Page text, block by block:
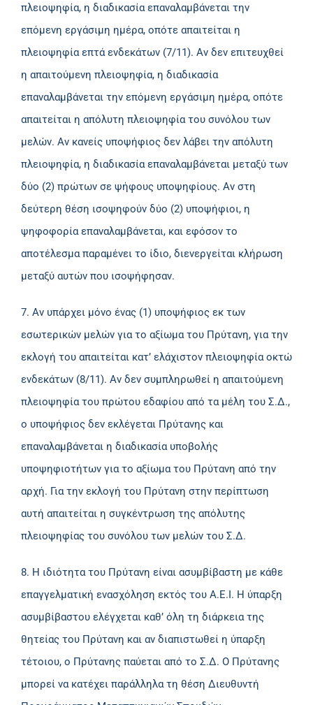
πλειοψηφία, η διαδικασία επαναλαμβάνεται την
επόμενη εργάσιμη ημέρα, οπότε απαιτείται η
πλειοψηφία επτά ενδεκάτων (7/11). Αν δεν επιτευχθεί
η απαιτούμενη πλειοψηφία, η διαδικασία
επαναλαμβάνεται την επόμενη εργάσιμη ημέρα, οπότε
απαιτείται η απόλυτη πλειοψηφία του συνόλου των
μελών. Αν κανείς υποψήφιος δεν λάβει την απόλυτη
πλειοψηφία, η διαδικασία επαναλαμβάνεται μεταξύ των
δύο (2) πρώτων σε ψήφους υποψηφίους. Αν στη
δεύτερη θέση ισοψηφούν δύο (2) υποψήφιοι, η
ψηφοφορία επαναλαμβάνεται, και εφόσον το
αποτέλεσμα παραμένει το ίδιο, διενεργείται κλήρωση
μεταξύ αυτών που ισοψήφησαν.
7. Αν υπάρχει μόνο ένας (1) υποψήφιος εκ των
εσωτερικών μελών για το αξίωμα του Πρύτανη, για την
εκλογή του απαιτείται κατ’ ελάχιστον πλειοψηφία οκτώ
ενδεκάτων (8/11). Αν δεν συμπληρωθεί η απαιτούμενη
πλειοψηφία του πρώτου εδαφίου από τα μέλη του Σ.Δ.,
ο υποψήφιος δεν εκλέγεται Πρύτανης και
επαναλαμβάνεται η διαδικασία υποβολής
υποψηφιοτήτων για το αξίωμα του Πρύτανη από την
αρχή. Για την εκλογή του Πρύτανη στην περίπτωση
αυτή απαιτείται η συγκέντρωση της απόλυτης
πλειοψηφίας του συνόλου των μελών του Σ.Δ.
8. Η ιδιότητα του Πρύτανη είναι ασυμβίβαστη με κάθε
επαγγελματική ενασχόληση εκτός του Α.Ε.Ι. Η ύπαρξη
ασυμβίβαστου ελέγχεται καθ’ όλη τη διάρκεια της
θητείας του Πρύτανη και αν διαπιστωθεί η ύπαρξη
τέτοιου, ο Πρύτανης παύεται από το Σ.Δ. Ο Πρύτανης
μπορεί να κατέχει παράλληλα τη θέση Διευθυντή